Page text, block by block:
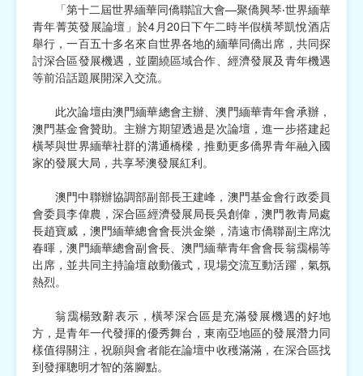
宗教
慈善中介及志願活動推廣
公民社團及同鄉會
國際
其他
「第十二屆世界緬華同僑聯誼大會—聚僑興琴‧世界緬華
青年菁英發展論壇」於4月20日下午二時半假橫琴凱悅酒店
舉行，一百五十多名來自世界各地的緬華同僑出席，共同探
討深合區發展機遇，並圍繞區域合作、經濟發展及青年機遇
等前沿話題展開深入交流。
此次論壇由澳門緬華總會主辦、澳門緬華青年會承辦，
澳門基金會贊助。主辦方期望透過是次論壇，進一步搭建起
橫琴與世界緬華社群的溝通橋樑，推動更多僑界青年融入國
家的發展大局，共享琴澳發展紅利。
澳門中聯辦協調部副部長王建峰，澳門基金會行政委員
會委員李偉農，深合區經濟發展局長吳創偉，澳門教青局處
長趙寶威，澳門緬華總會會長洪金樂，清遠市僑聯副主席沈
春暉，澳門緬華總會副會長、澳門緬華青年會會長翁靄楊等
出席，並共同主持論壇啟動儀式，現場交流互動活躍，氣氛
熱烈。
翁靄楊致辭表示，橫琴深合區是充滿發展機遇的好地
方，是青年一代發揮的優秀舞台，東南亞地區的發展潛力同
樣值得關注，祝願與會者能在論壇中收穫滿滿，在深合區找
到發揮聰明才智的落腳點。